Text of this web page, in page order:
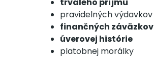
trvalého príjmu
pravidelných výdavkov
finančných záväzkov
úverovej histórie
platobnej morálky